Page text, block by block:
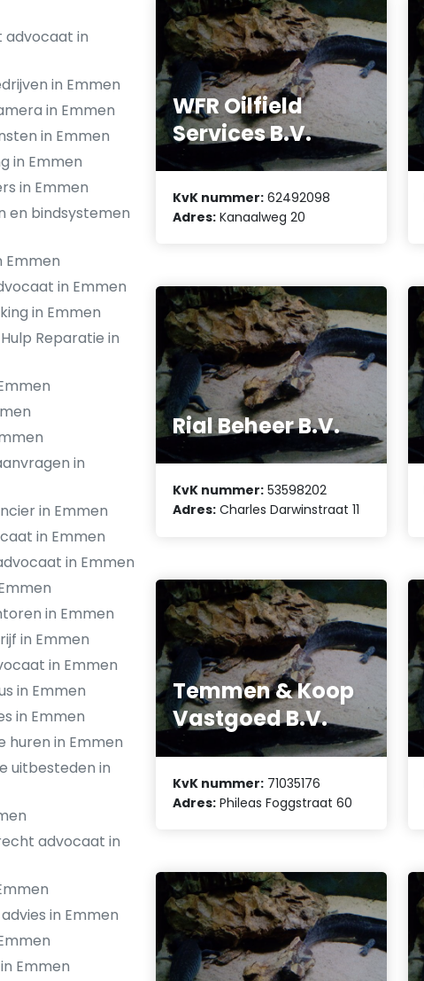
advocaat in
in Emmen
in Emmen
in Emmen
in Emmen
in Emmen
en bindsystemen
Emmen
in Emmen
in Emmen
Reparatie in
in
in Emmen
in Emmen
in Emmen
in Emmen
in Emmen
in Emmen
in Emmen
in Emmen
huren in Emmen
uitbesteden in
advocaat in
in Emmen
Emmen
WFR Oilfield
Services B.V.
KvK nummer: 62492098
Adres: Kanaalweg 20
Rial Beheer B.V.
KvK nummer: 53598202
Adres: Charles Darwinstraat 11
Temmen & Koop
Vastgoed B.V.
KvK nummer: 71035176
Adres: Phileas Foggstraat 60